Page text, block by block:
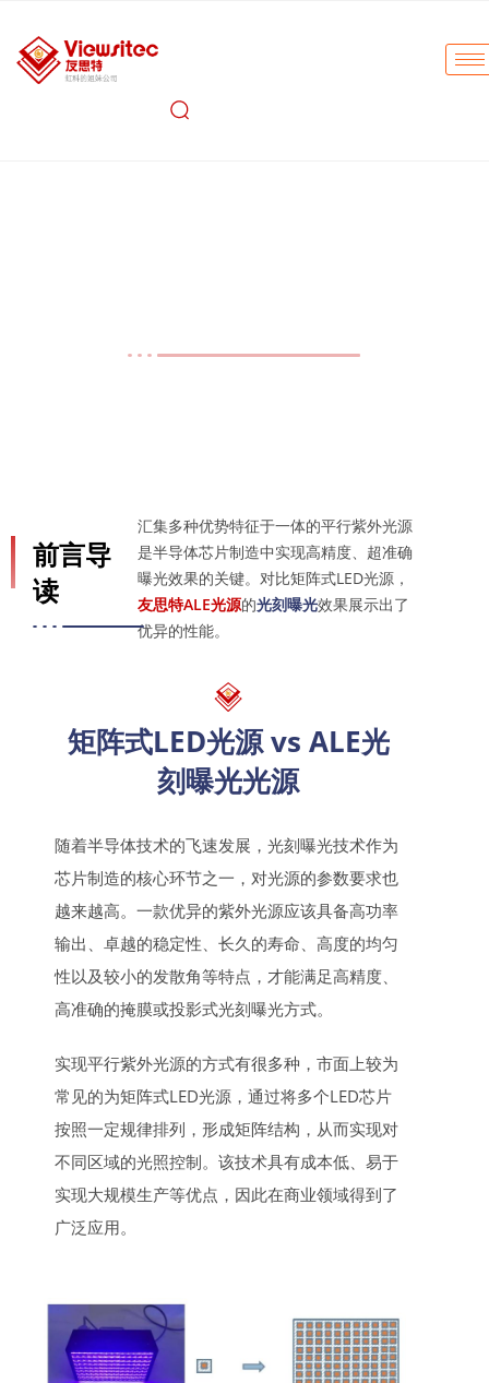
前言导
读
汇集多种优势特征于一体的平行紫外光源
是半导体芯片制造中实现高精度、超准确
曝光效果的关键。对比矩阵式LED光源，
友思特ALE光源的光刻曝光效果展示出了
优异的性能。
矩阵式LED光源 vs ALE光
刻曝光光源
随着半导体技术的飞速发展，光刻曝光技术作为
芯片制造的核心环节之一，对光源的参数要求也
越来越高。一款优异的紫外光源应该具备高功率
输出、卓越的稳定性、长久的寿命、高度的均匀
性以及较小的发散角等特点，才能满足高精度、
高准确的掩膜或投影式光刻曝光方式。
实现平行紫外光源的方式有很多种，市面上较为
常见的为矩阵式LED光源，通过将多个LED芯片
按照一定规律排列，形成矩阵结构，从而实现对
不同区域的光照控制。该技术具有成本低、易于
实现大规模生产等优点，因此在商业领域得到了
广泛应用。